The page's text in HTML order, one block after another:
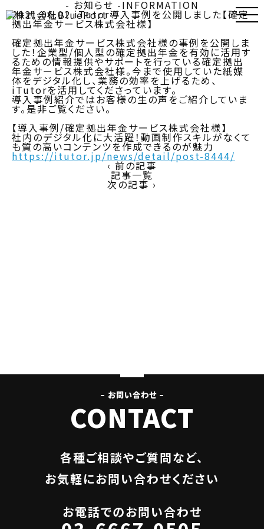
- お知らせ -INFORMATION
2021.06.02iTutor導入事例を公開しました【確定
拠出年金サービス株式会社様】
確定拠出年金サービス株式会社様の事例を公開しま
した！企業型/個人型の確定拠出年金を有効に活用す
るための情報提供やサポートを行っている確定拠出
年金サービス株式会社様。今まで使用していた紙媒
体をデジタル化し、業務の効率を上げるため、
iTutorを活用してくださっています。
導入事例紹介ではお客様の生の声をご紹介していま
す。是非ご覧ください。
【導入事例/確定拠出年金サービス株式会社様】
社内のデジタル化に大活躍！動画制作スキルがなくて
も質の⾼いコンテンツを作成できるのが魅⼒
https://itutor.jp/news/detail/post-8444/
‹ 前の記事
記事一覧
次の記事 ›
– お問い合わせ –
CONTACT
各種ご相談やご質問など、
お気軽にお問い合わせください
お電話でのお問い合わせ